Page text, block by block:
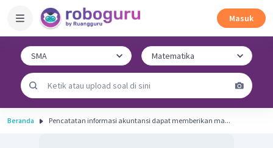
Masuk
Beranda Pencatatan informasi akuntansi dapat memberikan ma...